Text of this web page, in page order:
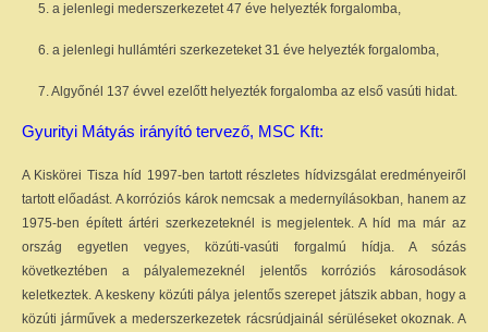
5. a jelenlegi mederszerkezetet 47 éve helyezték forgalomba,
6. a jelenlegi hullámtéri szerkezeteket 31 éve helyezték forgalomba,
7. Algyőnél 137 évvel ezelőtt helyezték forgalomba az első vasúti hidat.
Gyurityi Mátyás irányító tervező, MSC Kft:
A Kiskörei Tisza híd 1997-ben tartott részletes hídvizsgálat eredményeiről
tartott előadást. A korróziós károk nemcsak a medernyílásokban, hanem az
1975-ben épített ártéri szerkezeteknél is megjelentek. A híd ma már az
ország egyetlen vegyes, közúti-vasúti forgalmú hídja. A sózás
következtében a pályalemezeknél jelentős korróziós károsodások
keletkeztek. A keskeny közúti pálya jelentős szerepet játszik abban, hogy a
közúti járművek a mederszerkezetek rácsrúdjainál sérüléseket okoznak. A